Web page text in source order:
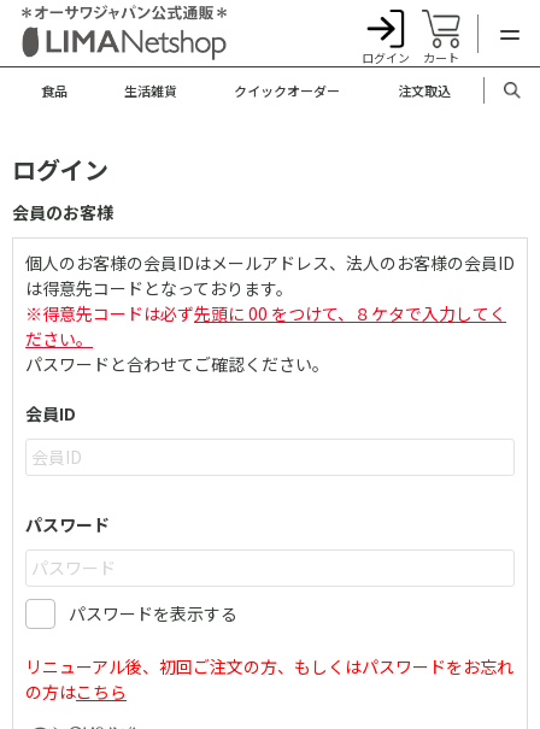
ログイン カート
食品 生活雑貨 クイックオーダー 注文取込
ログイン
会員のお客様
個人のお客様の会員IDはメールアドレス、法人のお客様の会員ID
は得意先コードとなっております。
※得意先コードは必ず先頭に 00 をつけて、８ケタで入力してく
ださい。
パスワードと合わせてご確認ください。
会員ID
パスワード
パスワードを表示する
リニューアル後、初回ご注文の方、もしくはパスワードをお忘れ
の方はこちら